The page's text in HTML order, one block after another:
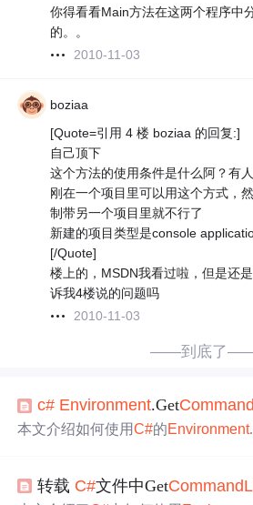
你得看看Main方法在这两个程序中
的。。
2010-11-03
boziaa
[Quote=引用 4 楼 boziaa 的回复:]
自己顶下
这个方法的使用条件是什么阿？有
刚在一个项目里可以用这个方式，
制带另一个项目里就不行了
新建的项目类型是console
[/Quote]
楼上的，MSDN我看过啦，但是还
诉我4楼说的问题吗
2010-11-03
——到底了
c# Environment.GetCommand
本文介绍如何使用C#的Environment
转载 C#文件中GetCommand